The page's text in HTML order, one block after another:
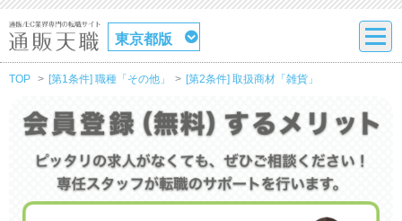
東京都版
TOP [第1条件] 職種「その他」 [第2条件] 取扱商材「雑貨」